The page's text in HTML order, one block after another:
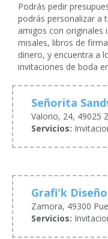
Podrás pedir
podrás personalizar a
amigos con originales
misales, libros de
dinero, y encuentra a
invitaciones de boda
Señorita
Valorio, 24, 49025
Servicios:
Grafi'k
Zamora, 49300
Servicios: